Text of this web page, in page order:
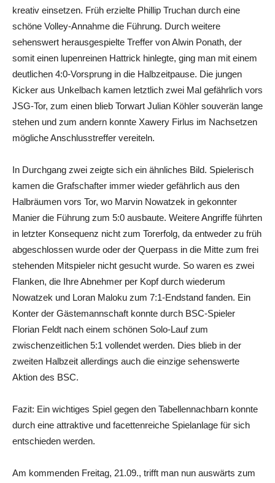
kreativ einsetzen. Früh erzielte Phillip Truchan durch eine
schöne Volley-Annahme die Führung. Durch weitere
sehenswert herausgespielte Treffer von Alwin Ponath, der
somit einen lupenreinen Hattrick hinlegte, ging man mit einem
deutlichen 4:0-Vorsprung in die Halbzeitpause. Die jungen
Kicker aus Unkelbach kamen letztlich zwei Mal gefährlich vors
JSG-Tor, zum einen blieb Torwart Julian Köhler souverän lange
stehen und zum andern konnte Xawery Firlus im Nachsetzen
mögliche Anschlusstreffer vereiteln.
In Durchgang zwei zeigte sich ein ähnliches Bild. Spielerisch
kamen die Grafschafter immer wieder gefährlich aus den
Halbräumen vors Tor, wo Marvin Nowatzek in gekonnter
Manier die Führung zum 5:0 ausbaute. Weitere Angriffe führten
in letzter Konsequenz nicht zum Torerfolg, da entweder zu früh
abgeschlossen wurde oder der Querpass in die Mitte zum frei
stehenden Mitspieler nicht gesucht wurde. So waren es zwei
Flanken, die Ihre Abnehmer per Kopf durch wiederum
Nowatzek und Loran Maloku zum 7:1-Endstand fanden. Ein
Konter der Gästemannschaft konnte durch BSC-Spieler
Florian Feldt nach einem schönen Solo-Lauf zum
zwischenzeitlichen 5:1 vollendet werden. Dies blieb in der
zweiten Halbzeit allerdings auch die einzige sehenswerte
Aktion des BSC.
Fazit: Ein wichtiges Spiel gegen den Tabellennachbarn konnte
durch eine attraktive und facettenreiche Spielanlage für sich
entschieden werden.
Am kommenden Freitag, 21.09., trifft man nun auswärts zum